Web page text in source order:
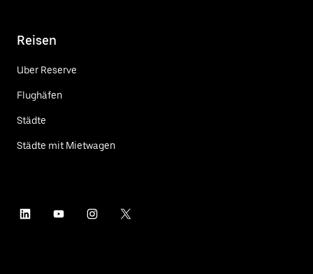
Reisen
Uber Reserve
Flughäfen
Städte
Städte mit Mietwagen